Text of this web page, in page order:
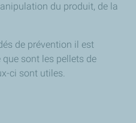
du produit, de la
de prévention il est
sont les pellets de
ci sont utiles.